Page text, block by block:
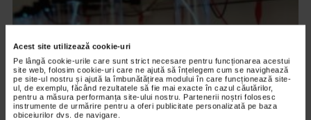
Acest site utilizează cookie-uri
Pe lângă cookie-urile care sunt strict necesare pentru funcționarea acestui
site web, folosim cookie-uri care ne ajută să înțelegem cum se navighează
pe site-ul nostru și ajută la îmbunătățirea modului în care funcționează site-
ul, de exemplu, făcând rezultatele să fie mai exacte în cazul căutărilor,
pentru a măsura performanța site-ului nostru. Partenerii noștri folosesc
instrumente de urmărire pentru a oferi publicitate personalizată pe baza
obiceiurilor dvs. de navigare.